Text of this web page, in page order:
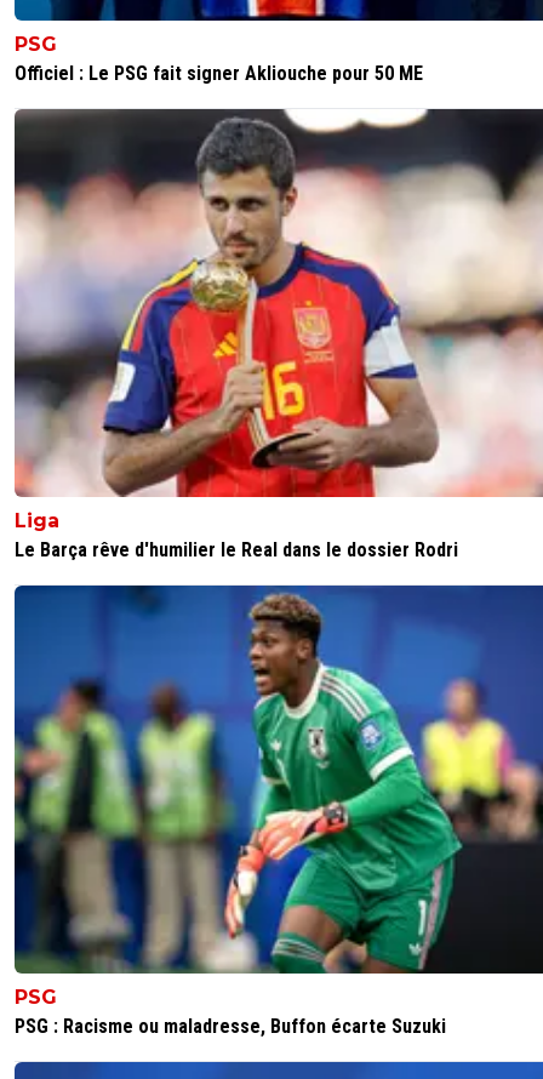
PSG
Officiel : Le PSG fait signer Akliouche pour 50 ME
Liga
Le Barça rêve d'humilier le Real dans le dossier Rodri
PSG
PSG : Racisme ou maladresse, Buffon écarte Suzuki